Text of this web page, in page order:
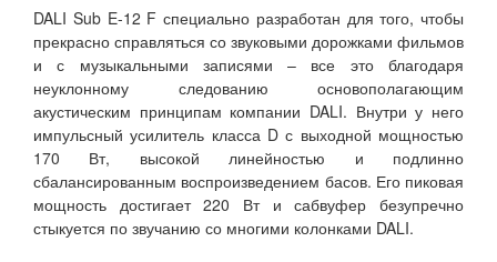
DALI Sub E-12 F специально разработан для того, чтобы
прекрасно справляться со звуковыми дорожками фильмов
и с музыкальными записями – все это благодаря
неуклонному следованию основополагающим
акустическим принципам компании DALI. Внутри у него
импульсный усилитель класса D с выходной мощностью
170 Вт, высокой линейностью и подлинно
сбалансированным воспроизведением басов. Его пиковая
мощность достигает 220 Вт и сабвуфер безупречно
стыкуется по звучанию со многими колонками DALI.